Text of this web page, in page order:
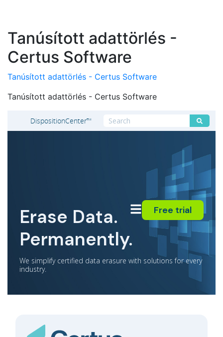
Tanúsított adattörlés -
Certus Software
Tanúsított adattörlés - Certus Software
Tanúsított adattörlés - Certus Software